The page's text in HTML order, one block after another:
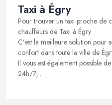
Taxi à Égry
Pour trouver un taxi proche de
chauffeurs de Taxi à Égry .
C’est la meilleure solution pour
confort dans toute la ville de
Il vous est également possible
24h/7j .